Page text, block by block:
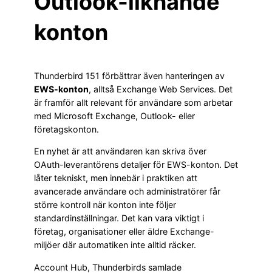
konton
Thunderbird 151 förbättrar även hanteringen av
EWS-konton, alltså Exchange Web Services. Det
är framför allt relevant för användare som arbetar
med Microsoft Exchange, Outlook- eller
företagskonton.
En nyhet är att användaren kan skriva över
OAuth-leverantörens detaljer för EWS-konton. Det
låter tekniskt, men innebär i praktiken att
avancerade användare och administratörer får
större kontroll när konton inte följer
standardinställningar. Det kan vara viktigt i
företag, organisationer eller äldre Exchange-
miljöer där automatiken inte alltid räcker.
Account Hub, Thunderbirds samlade